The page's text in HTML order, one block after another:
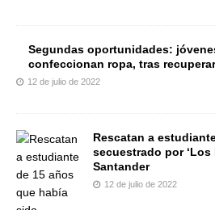
Segundas oportunidades:
confeccionan ropa, tras
12 de julio de 2022
Rescatan a
secuestrado por ‘Los
Santander
12 de julio de 2022